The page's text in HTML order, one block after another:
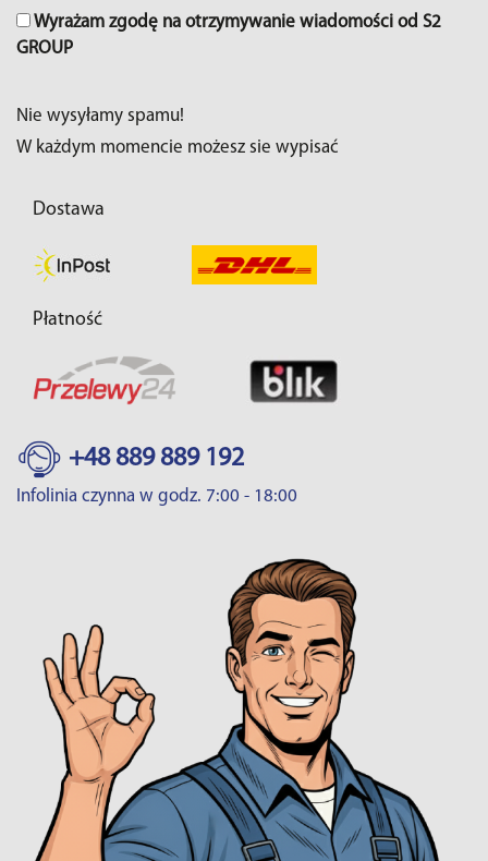
Wyrażam zgodę na otrzymywanie wiadomości od S2
GROUP
Nie wysyłamy spamu!
W każdym momencie możesz sie wypisać
Dostawa
Płatność
+48 889 889 192
Infolinia czynna w godz. 7:00 - 18:00